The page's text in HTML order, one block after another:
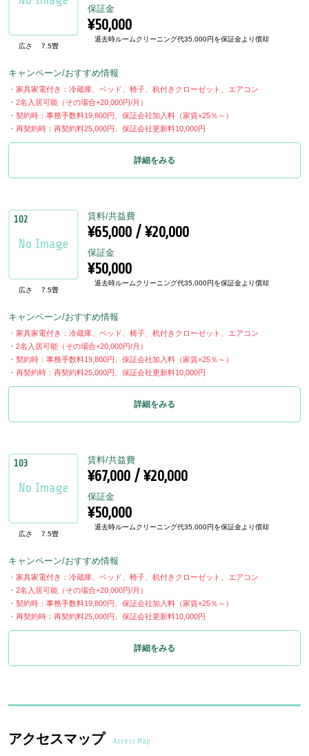
広さ 7.5畳
保証金
¥50,000
退去時ルームクリーニング代35,000円を保証金より償却
キャンペーン/おすすめ情報
・家具家電付き：冷蔵庫、ベッド、椅子、机付きクローゼット、エアコン
・2名入居可能（その場合+20,000円/月）
・契約時：事務手数料19,800円、保証会社加入料（家賃×25％～）
・再契約時：再契約料25,000円、保証会社更新料10,000円
詳細をみる
102
広さ 7.5畳
賃料/共益費
¥65,000 / ¥20,000
保証金
¥50,000
退去時ルームクリーニング代35,000円を保証金より償却
キャンペーン/おすすめ情報
・家具家電付き：冷蔵庫、ベッド、椅子、机付きクローゼット、エアコン
・2名入居可能（その場合+20,000円/月）
・契約時：事務手数料19,800円、保証会社加入料（家賃×25％～）
・再契約時：再契約料25,000円、保証会社更新料10,000円
詳細をみる
103
広さ 7.5畳
賃料/共益費
¥67,000 / ¥20,000
保証金
¥50,000
退去時ルームクリーニング代35,000円を保証金より償却
キャンペーン/おすすめ情報
・家具家電付き：冷蔵庫、ベッド、椅子、机付きクローゼット、エアコン
・2名入居可能（その場合+20,000円/月）
・契約時：事務手数料19,800円、保証会社加入料（家賃×25％～）
・再契約時：再契約料25,000円、保証会社更新料10,000円
詳細をみる
アクセスマップ Access Map